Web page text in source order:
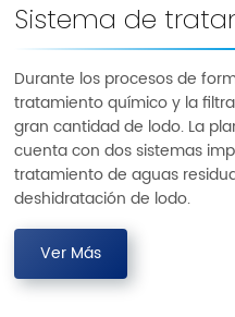
Sistema de
Durante los procesos de
tratamiento químico y la
gran cantidad de lodo. La
cuenta con dos sistemas
tratamiento de aguas
deshidratación de lodo.
Ver Más